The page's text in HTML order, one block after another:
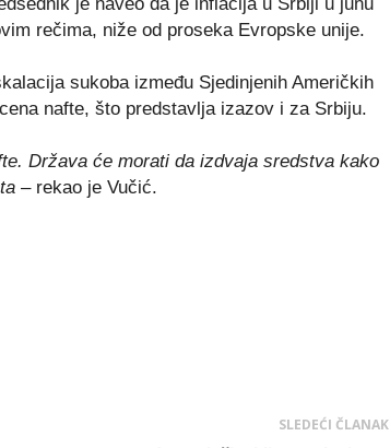
rečima, niže od proseka Evropske unije.
sukoba između Sjedinjenih Američkih
nafte, što predstavlja izazov i za Srbiju.
Država će morati da izdvaja sredstva kako
– rekao je Vučić.
SLEDEĆI ČLANAK